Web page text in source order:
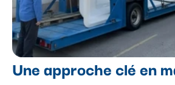
Une approche clé en